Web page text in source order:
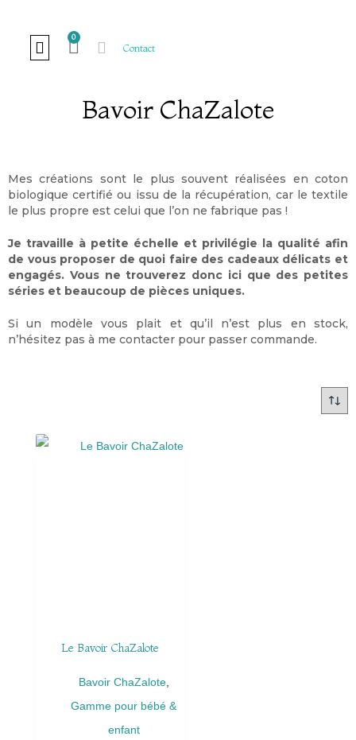
0
Contact
Bavoir ChaZalote
Mes créations sont le plus souvent réalisées en coton
biologique certifié ou issu de la récupération, car le textile
le plus propre est celui que l’on ne fabrique pas !
Je travaille à petite échelle et privilégie la qualité afin
de vous proposer de quoi faire des cadeaux délicats et
engagés. Vous ne trouverez donc ici que des petites
séries et beaucoup de pièces uniques.
Si un modèle vous plait et qu’il n’est plus en stock,
n’hésitez pas à me contacter pour passer commande.
Le Bavoir ChaZalote
Bavoir ChaZalote,
Gamme pour bébé &
enfant